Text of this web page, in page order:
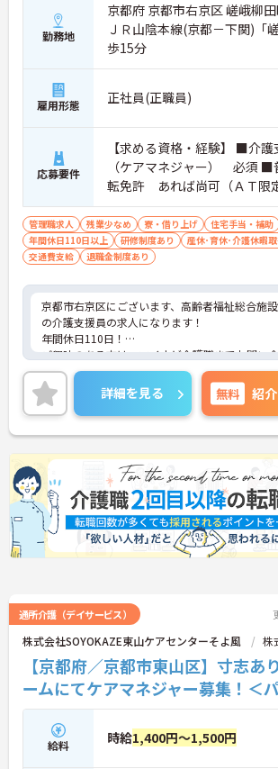
勤務地
京都府 京都市右京区 嵯峨柳
ＪＲ山陰本線(京都－下関)「
歩15分
雇用形態 正社員(正職員)
応募要件
【求める資格・経験】 ■介護
（ケアマネジャー） 必須 ■
転免許 あれば尚可（ＡＴ限
ば尚可 介護支援専門員とし
ば望ましい
管理職求人 残業少なめ 寮・借り上げ 住宅手当・補助
年間休日110日以上
研修制度あり 産休･育休･介護休暇
交通費支給
退職金制度あり
京都市右京区にございます、高齢者福祉総合施
の介護支援員の求人になります！
年間休日110日！
ご興味のある方は、マイナビ介護職までお問い
せください。
詳細を見る 無料 紹
通所介護（デイサービス）
株式会社SOYOKAZE東山ケアセンターそよ風 株
【京都府／京都市東山区】寸志
ームにてケアマネジャー募集！＜
給料 時給1,400円～1,500円